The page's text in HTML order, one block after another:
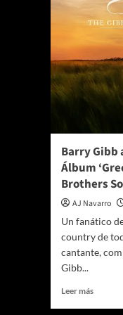
Barry Gibb
Álbum
Brothers
AJ Navarro
Un fanático
country de
cantante,
Gibb...
Leer másLeer